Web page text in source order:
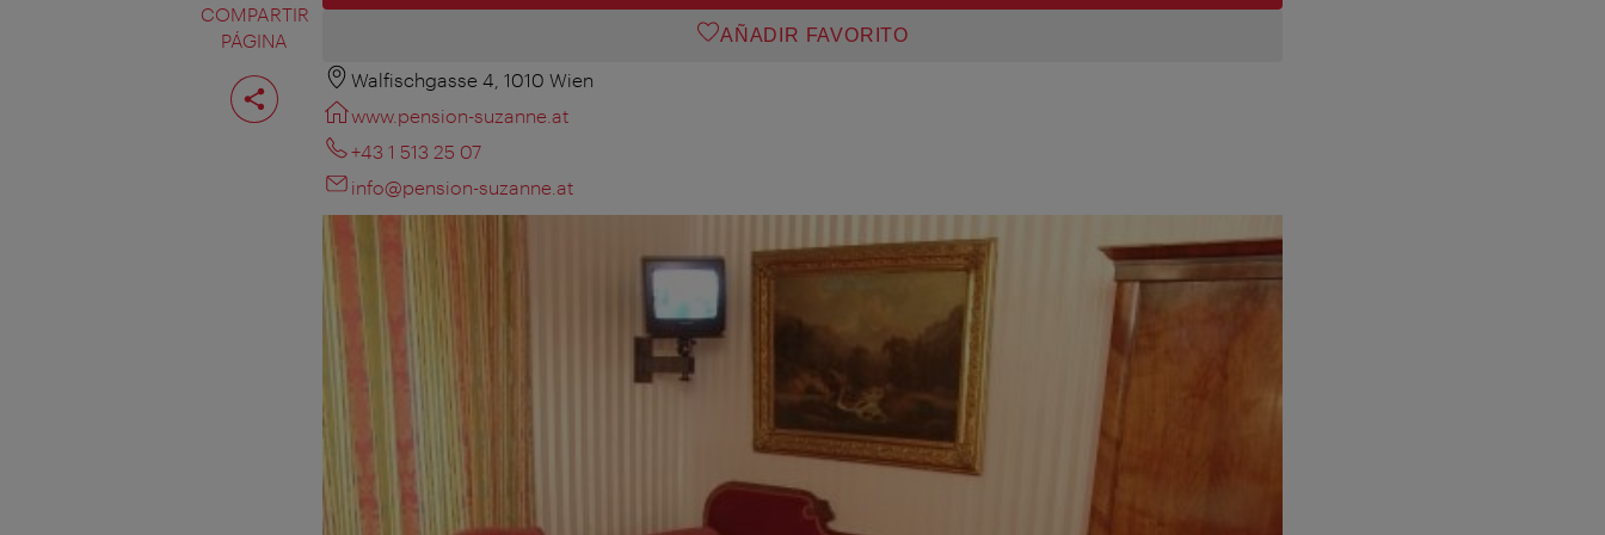
COMPARTIR
PÁGINA
Compartir
página
AÑADIR FAVORITO
Walfischgasse 4, 1010 Wien
www.pension-suzanne.at
+43 1 513 25 07
info@pension-suzanne.at